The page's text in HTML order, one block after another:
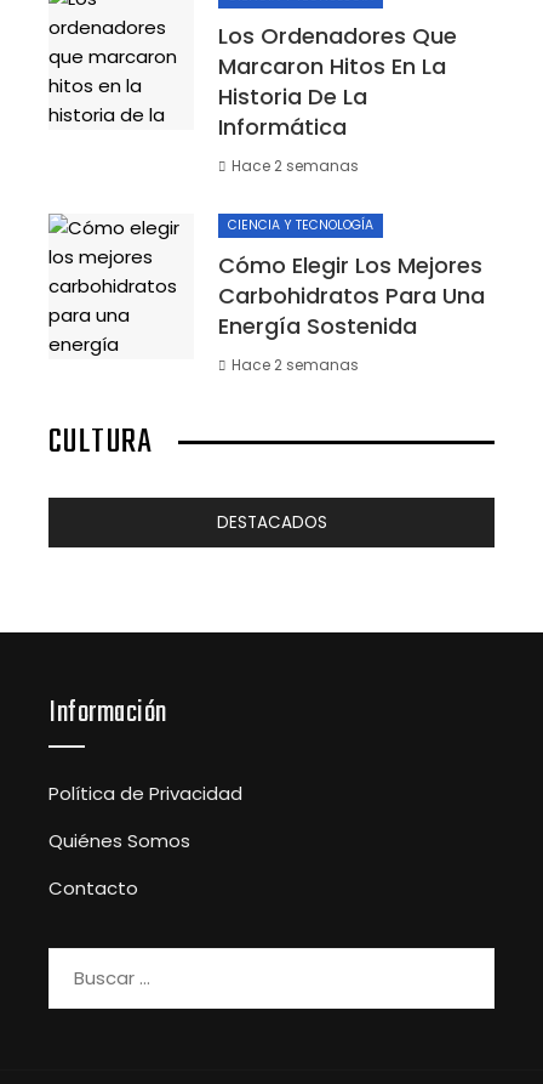
Los Ordenadores Que
Marcaron Hitos En La
Historia De La
Informática
Hace 2 semanas
CIENCIA Y TECNOLOGÍA
Cómo Elegir Los Mejores
Carbohidratos Para Una
Energía Sostenida
Hace 2 semanas
CULTURA
DESTACADOS
Información
Política de Privacidad
Quiénes Somos
Contacto